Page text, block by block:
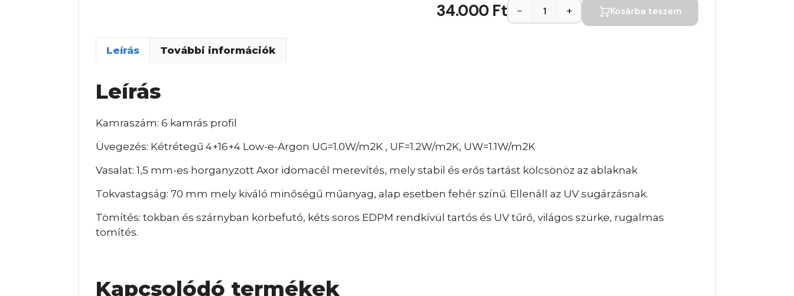
34.000 Ft − + Kosárba teszem
Leírás További információk
Leírás
Kamraszám: 6 kamrás profil
Üvegezés: Kétrétegű 4+16+4 Low-e-Argon UG=1.0W/m2K , UF=1.2W/m2K, UW=1.1W/m2K
Vasalat: 1,5 mm-es horganyzott Axor idomacél merevítés, mely stabil és erős tartást kölcsönöz az ablaknak
Tokvastagság: 70 mm mely kiváló minőségű műanyag, alap esetben fehér színű. Ellenáll az UV sugárzásnak.
Tömítés: tokban és szárnyban körbefutó, kéts soros EDPM rendkívül tartós és UV tűrő, világos szürke, rugalmas
tömítés.
Kapcsolódó termékek